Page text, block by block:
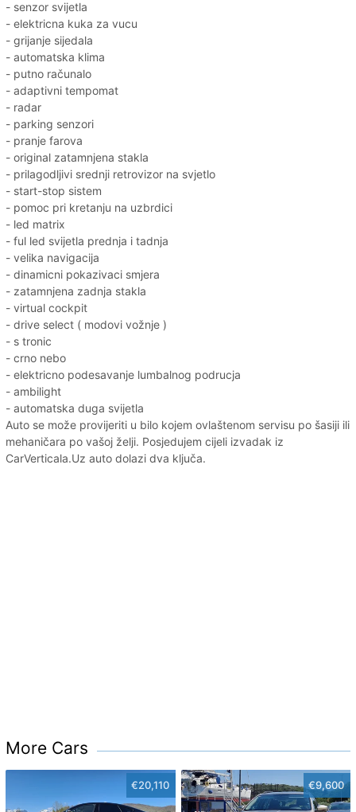
- senzor svijetla
- elektricna kuka za vucu
- grijanje sijedala
- automatska klima
- putno računalo
- adaptivni tempomat
- radar
- parking senzori
- pranje farova
- original zatamnjena stakla
- prilagodljivi srednji retrovizor na svjetlo
- start-stop sistem
- pomoc pri kretanju na uzbrdici
- led matrix
- ful led svijetla prednja i tadnja
- velika navigacija
- dinamicni pokazivaci smjera
- zatamnjena zadnja stakla
- virtual cockpit
- drive select ( modovi vožnje )
- s tronic
- crno nebo
- elektricno podesavanje lumbalnog podrucja
- ambilight
- automatska duga svijetla
Auto se može provijeriti u bilo kojem ovlaštenom servisu po šasiji ili
mehaničara po vašoj želji. Posjedujem cijeli izvadak iz
CarVerticala.Uz auto dolazi dva ključa.
More Cars
€20,110 €9,600